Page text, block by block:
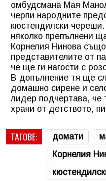
омбудсмана Мая
черпи народните
кюстендилски
няколко препълнени
Корнелия Нинова
представителите от
че ще ги нагости с
В допълнение тя ще
домашно сирене и
лидер подчертава, че
храни от детството,
ТАГОВЕ: домати
Корнелия